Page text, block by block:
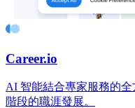
Career.io
AI 智能結合專家服務的
階段的職涯發展。